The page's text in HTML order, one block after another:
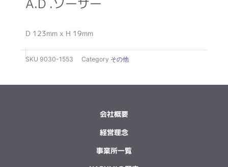
A.D .ソーサー
D 123mm x H 19mm
SKU 9030-1553 Category その他
会社概要
経営理念
事業所一覧